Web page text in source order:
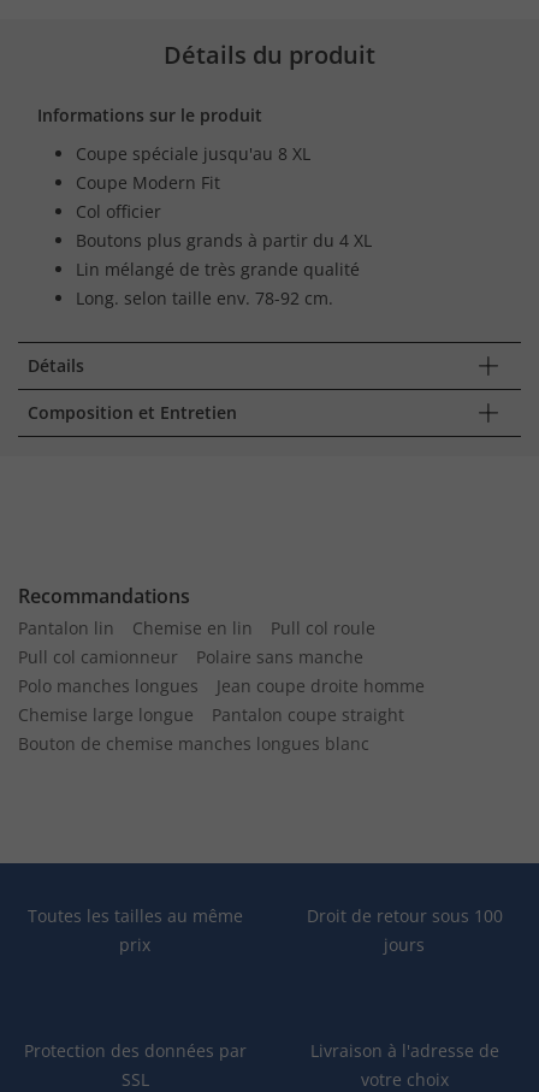
Détails du produit
Informations sur le produit
Coupe spéciale jusqu'au 8 XL
Coupe Modern Fit
Col officier
Boutons plus grands à partir du 4 XL
Lin mélangé de très grande qualité
Long. selon taille env. 78-92 cm.
Détails
Composition et Entretien
Recommandations
Pantalon lin Chemise en lin
Pull col roule
Pull col camionneur
Polaire sans manche
Polo manches longues
Jean coupe droite homme
Chemise large longue
Pantalon coupe straight
Bouton de chemise manches longues blanc
Toutes les tailles au même
prix
Droit de retour sous 100
jours
Protection des données par
SSL
Livraison à l'adresse de
votre choix